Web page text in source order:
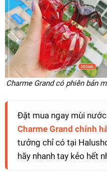
Charme Grand có phiên bản
Đặt mua ngay mùi
Charme Grand chính
tưởng chỉ có tại
hãy nhanh tay kẻo hết